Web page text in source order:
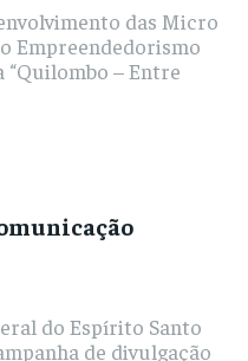
das Micro
Empreendedorismo
“Quilombo – Entre
do Espírito Santo
de divulgação